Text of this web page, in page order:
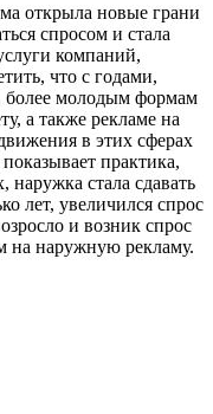
открыла новые грани
спросом и стала
компаний,
что с годами,
более молодым формам
а также рекламе на
в этих сферах
практика,
наружка стала сдавать
лет, увеличился спрос
и возник спрос
на наружную рекламу.